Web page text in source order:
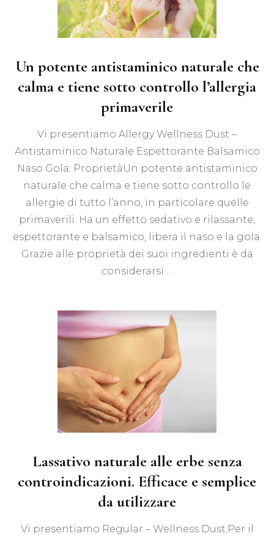
Un potente antistaminico naturale che
calma e tiene sotto controllo l’allergia
primaverile
Vi presentiamo Allergy Wellness Dust –
Antistaminico Naturale Espettorante Balsamico
Naso Gola; ProprietàUn potente antistaminico
naturale che calma e tiene sotto controllo le
allergie di tutto l’anno, in particolare quelle
primaverili. Ha un effetto sedativo e rilassante,
espettorante e balsamico, libera il naso e la gola.
Grazie alle proprietà dei suoi ingredienti è da
considerarsi …
Lassativo naturale alle erbe senza
controindicazioni. Efficace e semplice
da utilizzare
Vi presentiamo Regular – Wellness Dust;Per il